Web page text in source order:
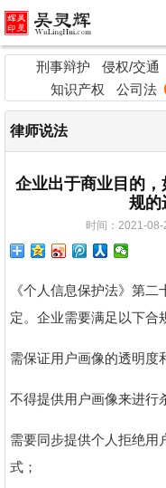
刑事辩护 侵权/交通
知识产权
公司法
律师说法
企业出于商业目的
规的
时间：2021-08-
《个人信息保护法》第
定。企业需要满足以下合
需保证用户画像的透明度
不得提供用户画像来进行
需要同步提供个人拒绝用
式；